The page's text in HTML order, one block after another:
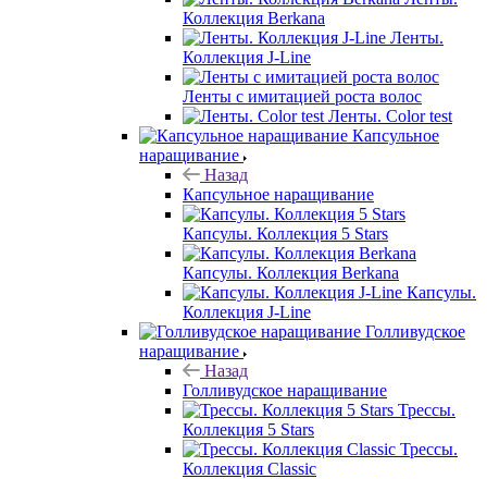
Коллекция Berkana
Ленты.
Коллекция J-Line
Ленты с имитацией роста волос
Ленты. Color test
Капсульное
наращивание
Назад
Капсульное наращивание
Капсулы. Коллекция 5 Stars
Капсулы. Коллекция Berkana
Капсулы.
Коллекция J-Line
Голливудское
наращивание
Назад
Голливудское наращивание
Трессы.
Коллекция 5 Stars
Трессы.
Коллекция Classic